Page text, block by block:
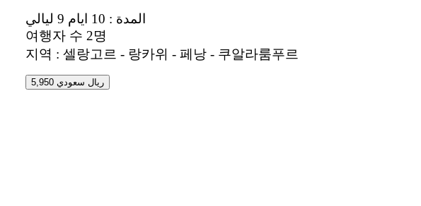
여행자 수 2명
지역 : 셀랑고르 - 랑카위 - 페낭 - 쿠알라룸푸르
5,950 ريال سعودي